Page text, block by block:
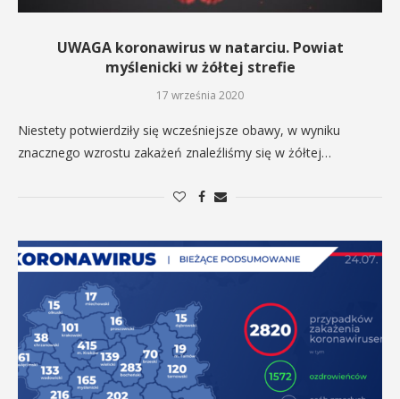
UWAGA koronawirus w natarciu. Powiat
myślenicki w żółtej strefie
17 września 2020
Niestety potwierdziły się wcześniejsze obawy, w wyniku
znacznego wzrostu zakażeń znaleźliśmy się w żółtej…